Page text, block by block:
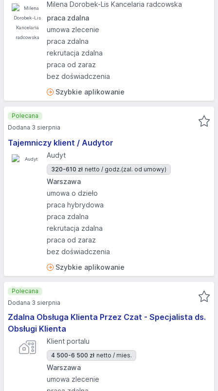
Milena Dorobek-Lis Kancelaria radcowska
praca zdalna
umowa zlecenie
praca zdalna
rekrutacja zdalna
praca od zaraz
bez doświadczenia
Szybkie aplikowanie
Tajemniczy klient / Audytor
Audyt
320-610 zł netto / godz.(zal. od umowy)
Warszawa
umowa o dzieło
praca hybrydowa
praca zdalna
rekrutacja zdalna
praca od zaraz
bez doświadczenia
Szybkie aplikowanie
Polecana
Dodana 3 sierpnia
Zdalna Obsługa Klienta Przez Czat - Specjalista ds.
Obsługi Klienta
Klient portalu
4 500-6 500 zł netto / mies.
Warszawa
umowa zlecenie
Polecana
Dodana 3 sierpnia